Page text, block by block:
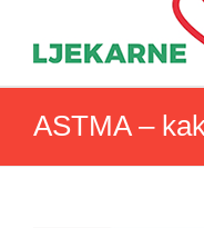
ASTMA –